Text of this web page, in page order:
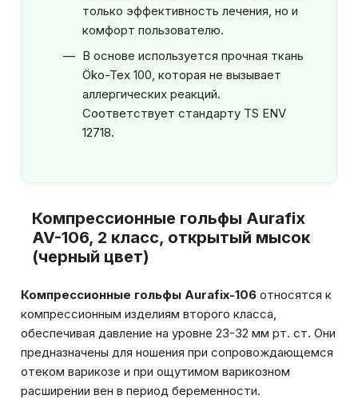
только эффективность лечения, но и
комфорт пользователю.
В основе используется прочная ткань
Öko-Tex 100, которая не вызывает
аллергических реакций.
Соответствует стандарту TS ENV
12718.
Компрессионные гольфы Aurafix
AV-106, 2 класс, открытый мысок
(черный цвет)
Компрессионные гольфы Aurafix-106 относятся к
компрессионным изделиям второго класса,
обеспечивая давление на уровне 23-32 мм рт. ст. Они
предназначены для ношения при сопровождающемся
отеком варикозе и при ощутимом варикозном
расширении вен в период беременности.